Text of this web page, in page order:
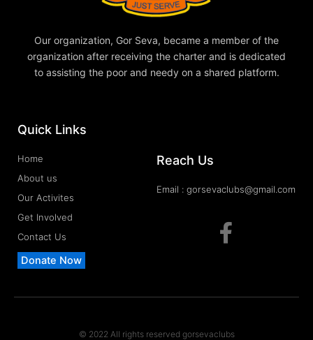
Our organization, Gor Seva, became a member of the
organization after receiving the charter and is dedicated
to assisting the poor and needy on a shared platform.
Quick Links
Home
About us
Our Activites
Get Involved
Contact Us
Donate Now
Reach Us
Email : gorsevaclubs@gmail.com
F
a
o
© 2022 All rights reserved gorsevaclubs